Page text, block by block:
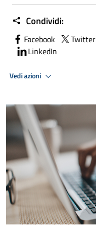
Condividi:
Facebook Twitter
LinkedIn
Vedi azioni